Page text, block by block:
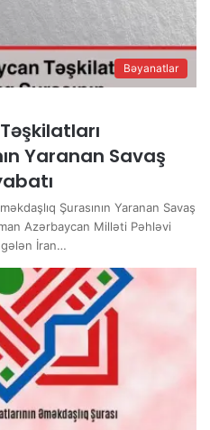
Bəyanatlar
Yaranan Savaş
Şurasının Yaranan Savaş
Azərbaycan Milləti Pəhləvi
İran…